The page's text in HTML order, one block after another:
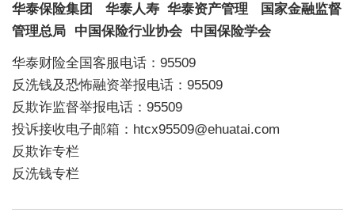
华泰保险集团 华泰人寿 华泰资产管理
国家金融监督
管理总局
中国保险行业协会 中国保险学会
华泰财险全国客服电话：95509
反洗钱及恐怖融资举报电话：95509
反欺诈监督举报电话：95509
投诉接收电子邮箱：htcx95509@ehuatai.com
反欺诈专栏
反洗钱专栏